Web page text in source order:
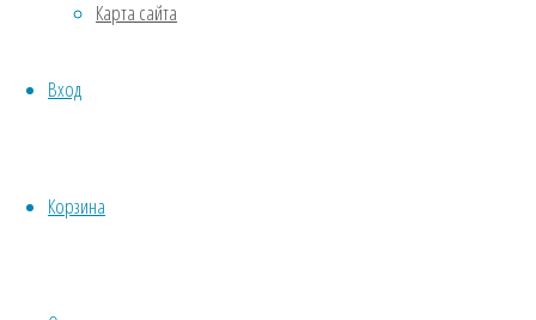
Карта сайта
Вход
Корзина
Хвойники
ИНСТРУМЕНТЫ, ОБОРУДОВАНИЕ